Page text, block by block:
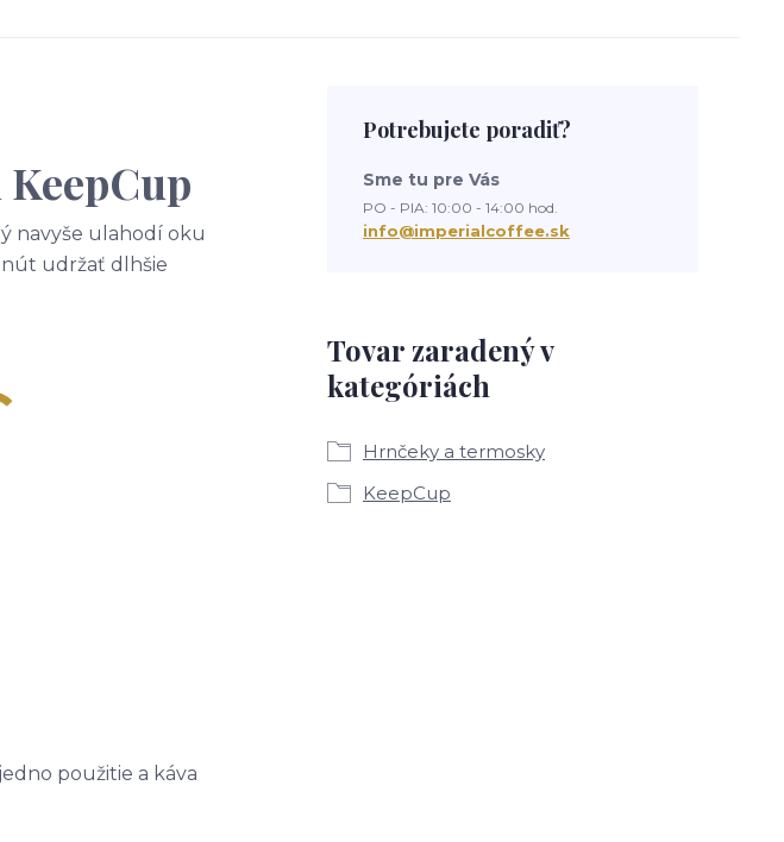
navyše ulahodí oku
udržať dlhšie
použitie a káva
Tovar zaradený v
kategóriách
Hrnčeky a termosky
KeepCup
Potrebujete poradiť?
Sme tu pre Vás
PO - PIA: 10:00 - 14:00 hod.
info@imperialcoffee.sk